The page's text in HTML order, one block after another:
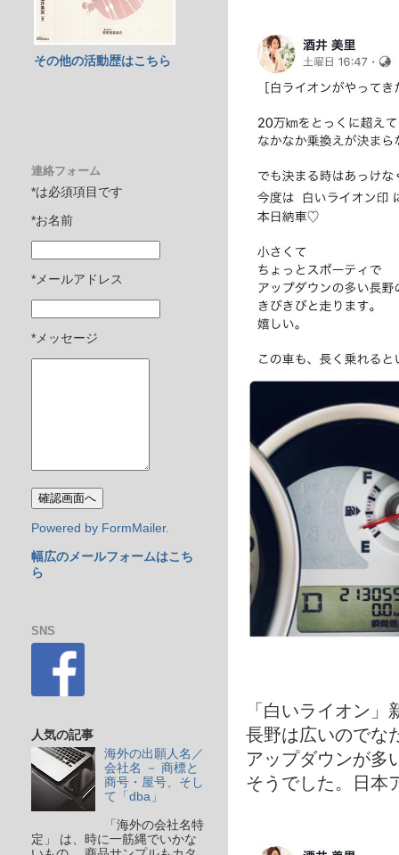
「白いライオン
長野は広いのでな
アップダウンが多
そうでした。日本
その他の活動歴はこちら
連絡フォーム
*は必須項目です
*お名前
*メールアドレス
*メッセージ
Powered by FormMailer.
幅広のメールフォームはこち
ら
SNS
人気の記事
海外の出願人名／
会社名 － 商標と
商号・屋号、そし
て「dba」
「海外の会社名特
定」 は、時に一筋縄でいかな